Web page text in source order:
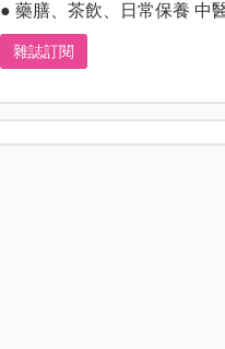
● 藥膳、茶飲、日常保養 中
雜誌訂閱